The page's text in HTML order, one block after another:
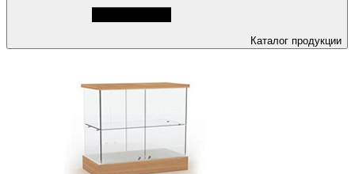
Каталог продукции